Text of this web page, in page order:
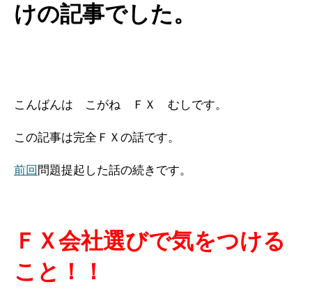
けの記事でした。
こんばんは こがね ＦＸ むしです。
この記事は完全ＦＸの話です。
前回 問題提起した話の続きです。
ＦＸ会社選びで気をつける
こと！！